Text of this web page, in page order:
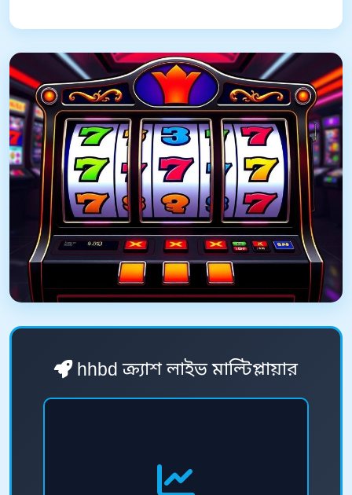
hhbd ক্র্যাশ লাইভ মাল্টিপ্লায়ার